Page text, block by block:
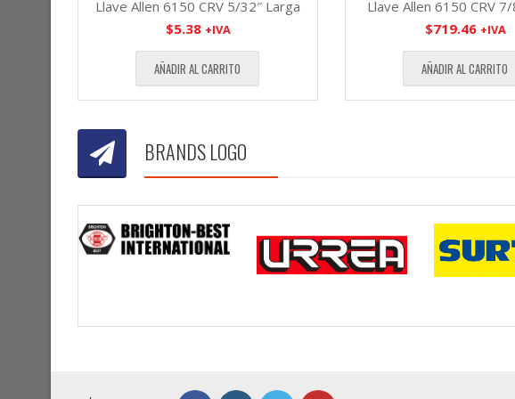
Llave Allen 6150 CRV 5/32″ Larga
$5.38 +IVA
AÑADIR AL CARRITO
Llave Allen 6150 CRV
$719.46 +IVA
AÑADIR AL CARRITO
BRANDS LOGO